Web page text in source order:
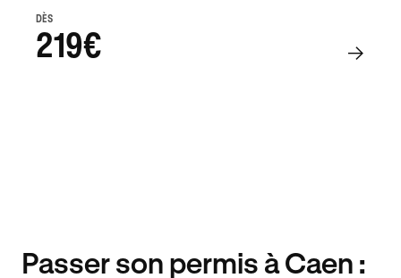
DÈS
219€
Passer son permis à Caen :